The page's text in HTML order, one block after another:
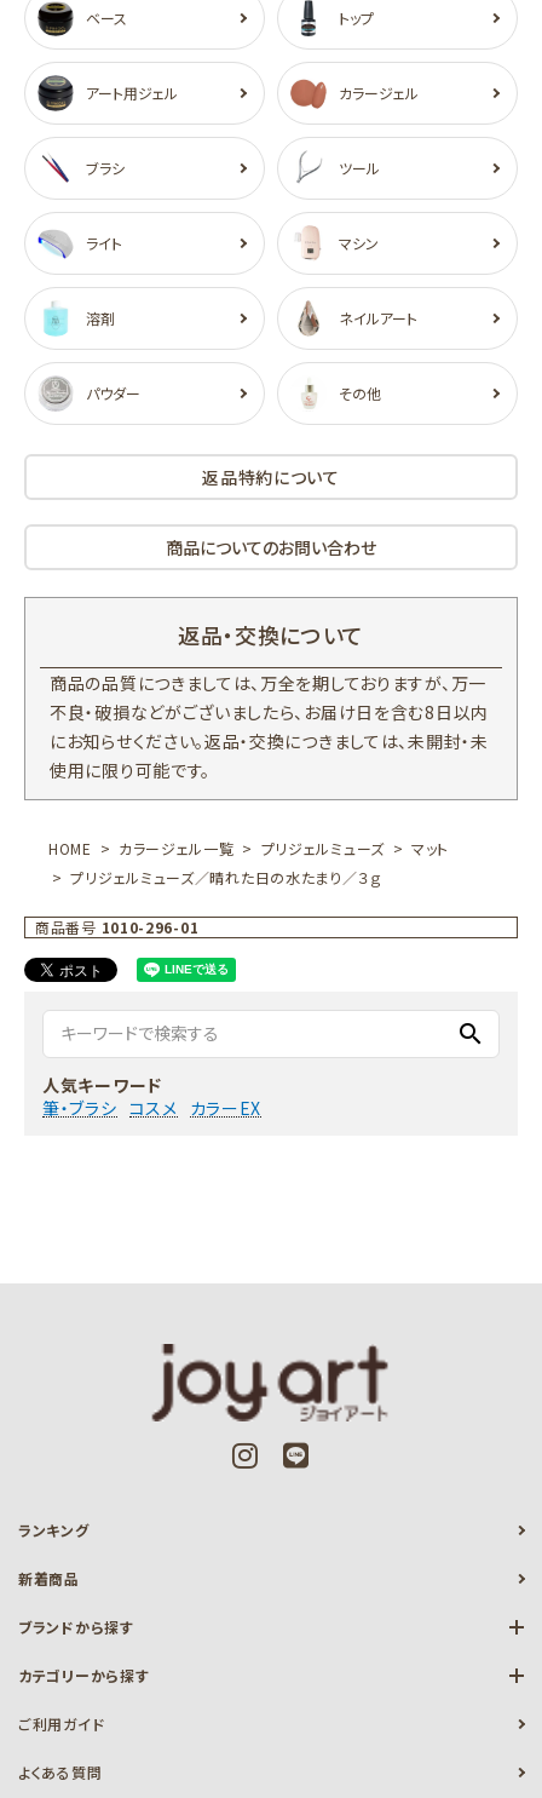
ベース トップ
アート用ジェル カラージェル
ブラシ ツール
ライト マシン
溶剤 ネイルアート
パウダー その他
返品特約について
商品についてのお問い合わせ
返品・交換について
商品の品質につきましては、万全を期しておりますが、万一
不良・破損などがございましたら、お届け日を含む8日以内
にお知らせください。返品・交換につきましては、未開封・未
使用に限り可能です。
HOME カラージェル一覧 プリジェルミューズ
マット
プリジェルミューズ／晴れた日の水たまり／３ｇ
商品番号 1010-296-01
search
人気キーワード
筆・ブラシ コスメ カラーEX
ランキング
新着商品
ブランドから探す
カテゴリーから探す
ご利用ガイド
よくある質問